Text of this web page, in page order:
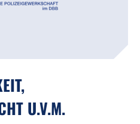
U.V.M.